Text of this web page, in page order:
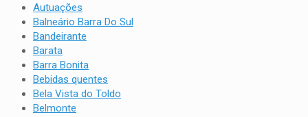
Autuações
Balneário Barra Do Sul
Bandeirante
Barata
Barra Bonita
Bebidas quentes
Bela Vista do Toldo
Belmonte